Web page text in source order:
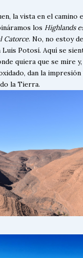
la vista en el camino
los Highlands
Catorce. No, no estoy
Potosí. Aquí se
quiera que se mire
dan la impresión
la Tierra.